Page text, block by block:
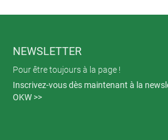
NEWSLETTER
Pour être toujours à la page !
Inscrivez-vous dès maintenant à la
OKW >>